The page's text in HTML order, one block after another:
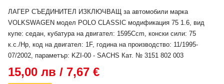
ЛАГЕР СЪЕДИНИТЕЛ ИЗКЛЮЧВАЩ за автомобили марка
VOLKSWAGEN модел POLO CLASSIC модификация 75 1.6, вид
купе: седан, кубатура на двигател: 1595Ccm, конски сили: 75
к.с./Hp, код на двигател: 1F, година на производство: 11/1995-
07/2002, параметър: KZI-00 - SACHS Кат. № 3151 802 003
15,00 лв / 7,67 €